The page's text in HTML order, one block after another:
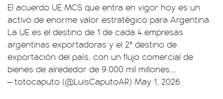
El acuerdo UE MCS que entra en vigor hoy es un
activo de enorme valor estratégico para Argentina.
La UE es el destino de 1 de cada 4 empresas
argentinas exportadoras y el 2° destino de
exportación del país, con un flujo comercial de
bienes de alrededor de 9.000 mil millones.…
— totocaputo (@LuisCaputoAR) May 1, 2026